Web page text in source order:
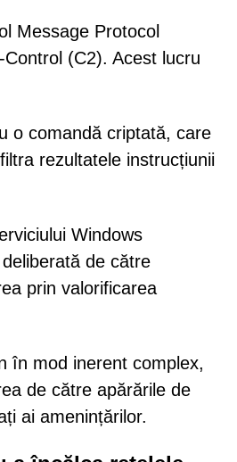
Message Protocol
(C2). Acest lucru
o comandă criptată, care
rezultatele instrucțiunii
Windows
de către
prin valorificarea
în mod inerent complex,
de către apărările de
ai amenințărilor.